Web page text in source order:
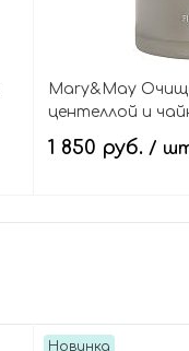
Mary&May
центеллой и
Tree Soothing
1 850 руб. /
Новинка